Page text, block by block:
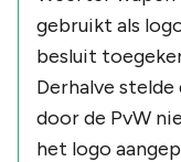
gebruikt als
besluit
Derhalve
door de PvW
het logo